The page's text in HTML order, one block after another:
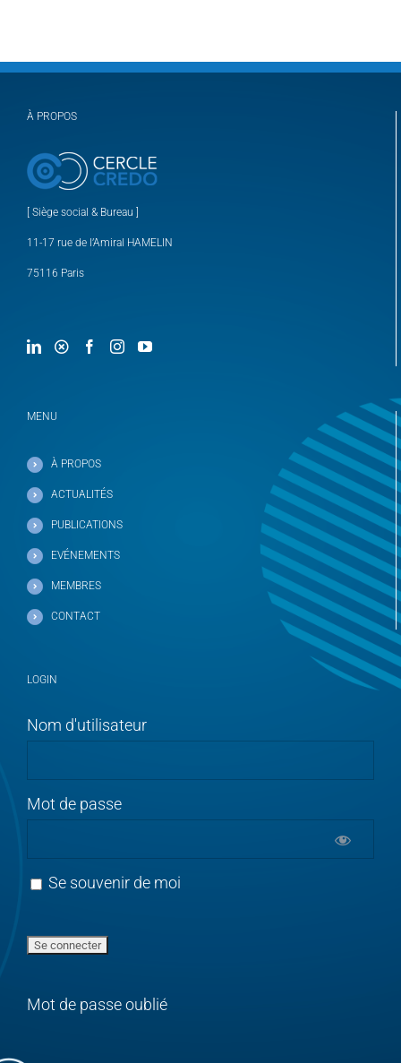
À PROPOS
[ Siège social & Bureau ]
11-17 rue de l’Amiral HAMELIN
75116 Paris
MENU
À PROPOS
ACTUALITÉS
PUBLICATIONS
EVÉNEMENTS
MEMBRES
CONTACT
LOGIN
Nom d'utilisateur
Mot de passe
Se souvenir de moi
Mot de passe oublié